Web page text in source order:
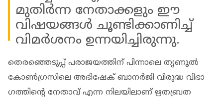
മുതിർന്ന നേതാക്കളും ഈ
വിഷയങ്ങൾ ചൂണ്ടിക്കാണിച്ച്
വിമർശനം ഉന്നയിച്ചിരുന്നു.
തെരഞ്ഞെടുപ്പ് പരാജയത്തിന് പിന്നാലെ തൃണൂൽ
കോൺ​ഗ്രസിലെ അഭിഷേക് ബാനർജി വിരുദ്ധ വിഭാ​
ഗത്തിൻ്റെ നേതാവ് എന്ന നിലയിലാണ് ഋതബ്രത